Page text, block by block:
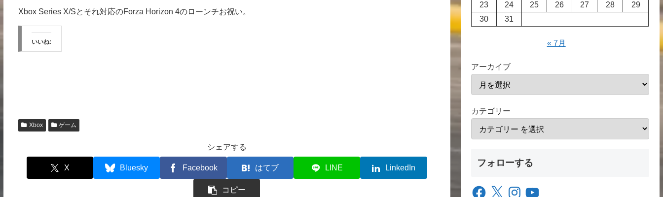
Xbox Series X/Sとそれ対応のForza Horizon 4のローンチお祝い。
いいね:
Xbox ゲーム
シェアする
X Bluesky Facebook はてブ LINE LinkedIn
コピー
23
24 25 26 27 28
29
30
31
« 7月
アーカイブ
カテゴリー
フォローする
Facebook
X InstagramYouTube